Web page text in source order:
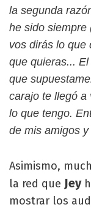
la segunda
he sido siempre
vos dirás lo que
que quieras...
que
carajo te llegó a
lo que tengo.
de mis amigos y
Asimismo,
la red que Jey
mostrar los